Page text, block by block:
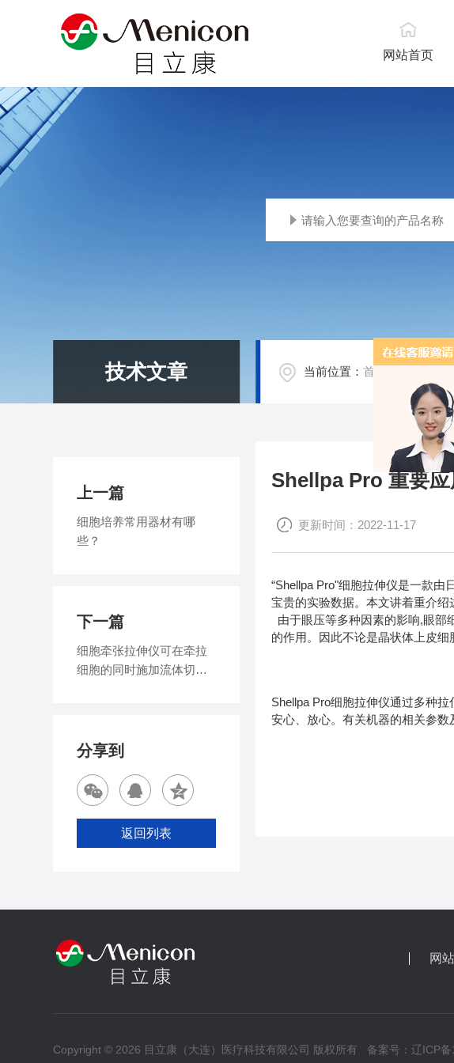
网站首页
技术文章 当前位置：首页
Shellpa Pro 重要
更新时间：2022-11-17
“Shellpa Pro"细胞拉伸仪是一款
宝贵的实验数据。本文讲着重介
由于眼压等多种因素的影响,眼部
的作用。因此不论是晶状体上皮
Shellpa Pro细胞拉伸仪通过多种
安心、放心。有关机器的相关参数
上一篇
细胞培养常用器材有哪
些？
下一篇
细胞牵张拉伸仪可在牵拉
细胞的同时施加流体切应
分享到
返回列表
网
Copyright © 2026 目立康（大连）医疗科技有限公司 版权所有 备案号：辽ICP